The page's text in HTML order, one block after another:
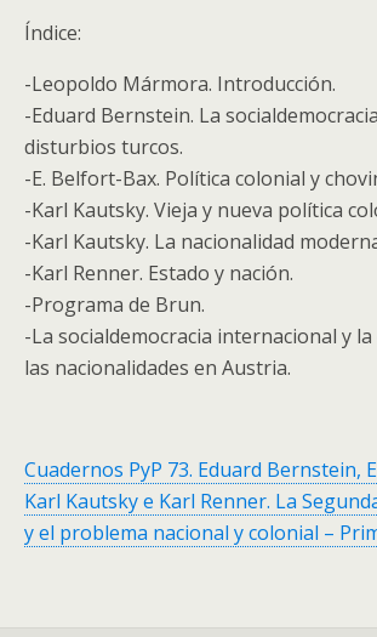
Índice:
-Leopoldo Mármora. Introducción.
-Eduard Bernstein. La
disturbios turcos.
-E. Belfort-Bax. Política colonial y
-Karl Kautsky. Vieja y nueva política
-Karl Kautsky. La nacionalidad
-Karl Renner. Estado y nación.
-Programa de Brun.
-La socialdemocracia internacional y
las nacionalidades en Austria.
Cuadernos PyP 73. Eduard Bernstein,
Karl Kautsky e Karl Renner. La
y el problema nacional y colonial –